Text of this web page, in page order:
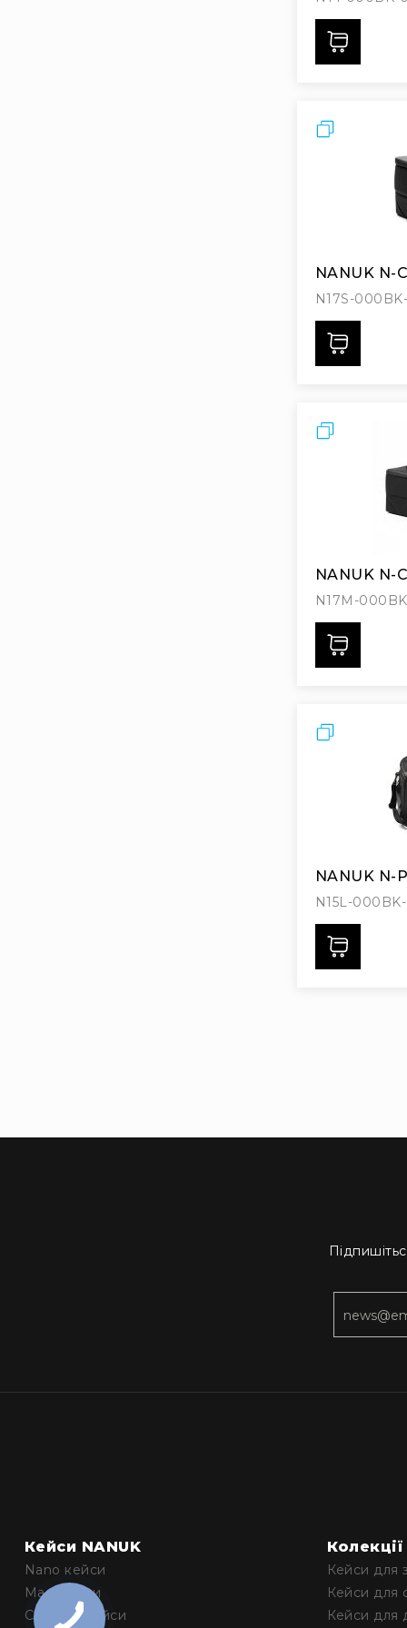
Порівняти
NANUK N-
N17S-
Порівняти
NANUK N-
N17M-
Порівняти
NANUK N-
N15L-
Кейси NANUK
Nano кейси
Малі кейси
Середні кейси
Колекції
Кейси для
Кейси для
Кейси для